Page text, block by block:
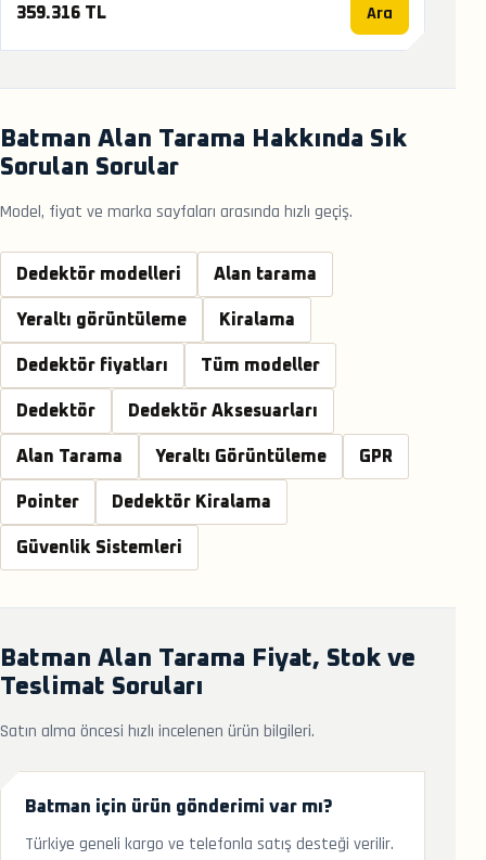
359.316 TL Ara
Batman Alan Tarama Hakkında Sık
Sorulan Sorular
Model, fiyat ve marka sayfaları arasında hızlı geçiş.
Dedektör modelleri Alan tarama
Yeraltı görüntüleme Kiralama
Dedektör fiyatları Tüm modeller
Dedektör Dedektör Aksesuarları
Alan Tarama Yeraltı Görüntüleme GPR
Pointer Dedektör Kiralama
Güvenlik Sistemleri
Batman Alan Tarama Fiyat, Stok ve
Teslimat Soruları
Satın alma öncesi hızlı incelenen ürün bilgileri.
Batman için ürün gönderimi var mı?
Türkiye geneli kargo ve telefonla satış desteği verilir.